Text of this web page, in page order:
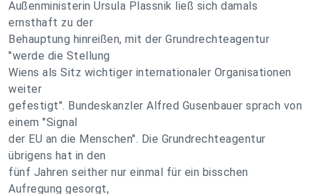
Außenministerin Ursula Plassnik ließ sich damals
ernsthaft zu der
Behauptung hinreißen, mit der Grundrechteagentur
"werde die Stellung
Wiens als Sitz wichtiger internationaler Organisationen
weiter
gefestigt". Bundeskanzler Alfred Gusenbauer sprach von
einem "Signal
der EU an die Menschen". Die Grundrechteagentur
übrigens hat in den
fünf Jahren seither nur einmal für ein bisschen
Aufregung gesorgt,